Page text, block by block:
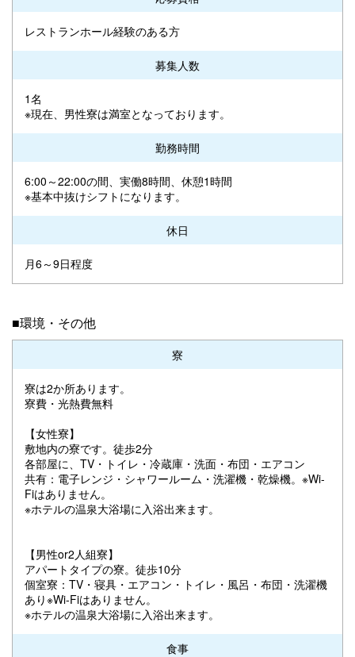
レストランホール経験のある方
募集人数
1名
※現在、男性寮は満室となっております。
勤務時間
6:00～22:00の間、実働8時間、休憩1時間
※基本中抜けシフトになります。
休日
月6～9日程度
■環境・その他
寮
寮は2か所あります。
寮費・光熱費無料
【女性寮】
敷地内の寮です。徒歩2分
各部屋に、TV・トイレ・冷蔵庫・洗面・布団・エアコン
共有：電子レンジ・シャワールーム・洗濯機・乾燥機。※Wi-
Fiはありません。
※ホテルの温泉大浴場に入浴出来ます。
【男性or2人組寮】
アパートタイプの寮。徒歩10分
個室寮：TV・寝具・エアコン・トイレ・風呂・布団・洗濯機
あり※Wi-Fiはありません。
※ホテルの温泉大浴場に入浴出来ます。
食事